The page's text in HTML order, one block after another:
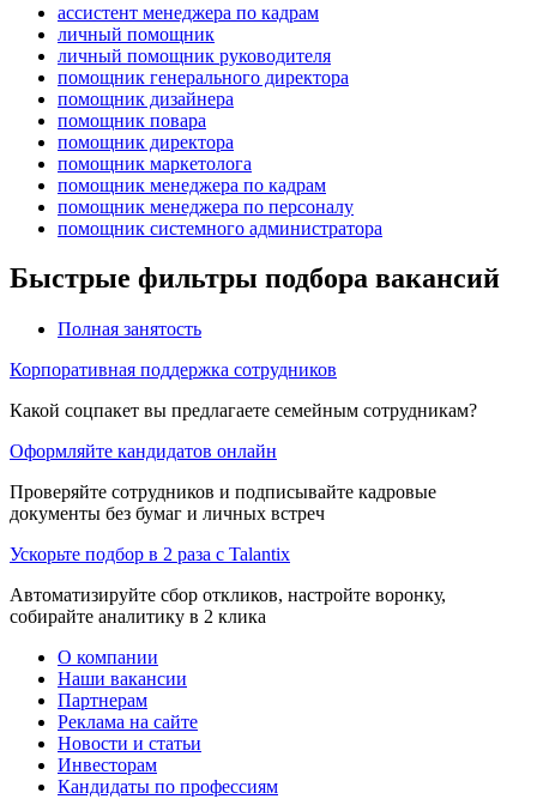
ассистент менеджера по кадрам
личный помощник
личный помощник руководителя
помощник генерального директора
помощник дизайнера
помощник повара
помощник директора
помощник маркетолога
помощник менеджера по кадрам
помощник менеджера по персоналу
помощник системного администратора
Быстрые фильтры подбора вакансий
Полная занятость
Корпоративная поддержка сотрудников
Какой соцпакет вы предлагаете семейным сотрудникам?
Оформляйте кандидатов онлайн
Проверяйте сотрудников и подписывайте кадровые
документы без бумаг и личных встреч
Ускорьте подбор в 2 раза с Talantix
Автоматизируйте сбор откликов, настройте воронку,
собирайте аналитику в 2 клика
О компании
Наши вакансии
Партнерам
Реклама на сайте
Новости и статьи
Инвесторам
Кандидаты по профессиям